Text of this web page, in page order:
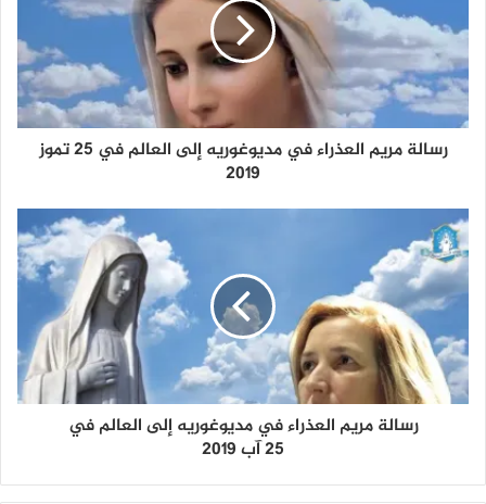
رسالة مريم العذراء في مديوغوريه إلى العالم في 25 تموز
2019
رسالة مريم العذراء في مديوغوريه إلى العالم في
25 آب 2019